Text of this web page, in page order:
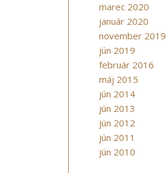
marec 2020
január 2020
november 2019
jún 2019
február 2016
máj 2015
jún 2014
jún 2013
jún 2012
jún 2011
jún 2010